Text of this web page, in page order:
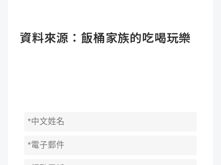
資料來源：飯桶家族的吃喝玩樂